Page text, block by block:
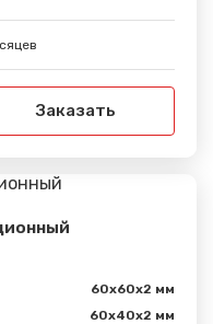
Заказать
60х60х2 мм
60х40х2 мм